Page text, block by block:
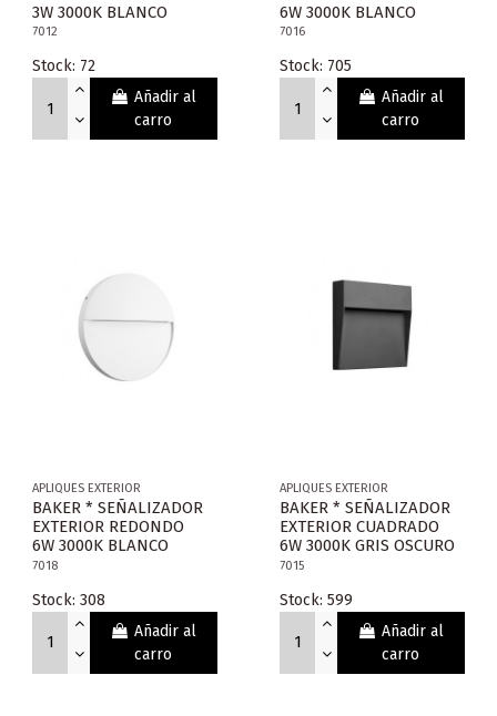
3W 3000K BLANCO
7012
Stock: 72
Añadir al
carro
6W 3000K BLANCO
7016
Stock: 705
Añadir al
carro
APLIQUES EXTERIOR
BAKER * SEÑALIZADOR
EXTERIOR REDONDO
6W 3000K BLANCO
7018
Stock: 308
Añadir al
carro
APLIQUES EXTERIOR
BAKER * SEÑALIZADOR
EXTERIOR CUADRADO
6W 3000K GRIS OSCURO
7015
Stock: 599
Añadir al
carro